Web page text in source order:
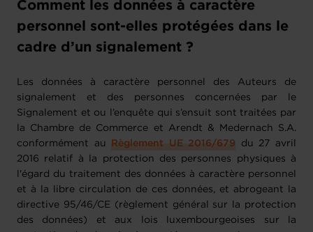
Comment les données à caractère
personnel sont-elles protégées dans le
cadre d’un signalement ?
Les données à caractère personnel des Auteurs de
signalement et des personnes concernées par le
Signalement et ou l’enquête qui s’ensuit sont traitées par
la Chambre de Commerce et Arendt & Medernach S.A.
conformément au
Règlement UE 2016/679
du 27 avril
2016 relatif à la protection des personnes physiques à
l'égard du traitement des données à caractère personnel
et à la libre circulation de ces données, et abrogeant la
directive 95/46/CE (règlement général sur la protection
des données) et aux lois luxembourgeoises sur la